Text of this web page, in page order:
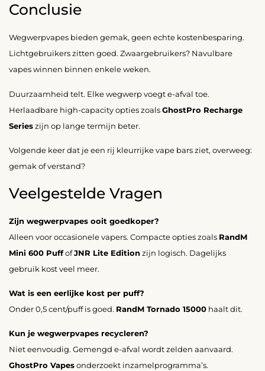
Conclusie
Wegwerpvapes bieden gemak, geen echte kostenbesparing.
Lichtgebruikers zitten goed. Zwaargebruikers? Navulbare
vapes winnen binnen enkele weken.
Duurzaamheid telt. Elke wegwerp voegt e-afval toe.
Herlaadbare high-capacity opties zoalsGhostPro Recharge
Serieszijn op lange termijn beter.
Volgende keer dat je een rij kleurrijke vape bars ziet, overweeg:
gemak of verstand?
Veelgestelde Vragen
Zijn wegwerpvapes ooit goedkoper?
Alleen voor occasionele vapers. Compacte opties zoals RandM
Mini 600 PuffofJNR Lite Editionzijn logisch. Dagelijks
gebruik kost veel meer.
Wat is een eerlijke kost per puff?
Onder 0,5 cent/puff is goed. RandM Tornado 15000 haalt dit.
Kun je wegwerpvapes recycleren?
Niet eenvoudig. Gemengd e-afval wordt zelden aanvaard.
GhostPro Vapesonderzoekt inzamelprogramma’s.